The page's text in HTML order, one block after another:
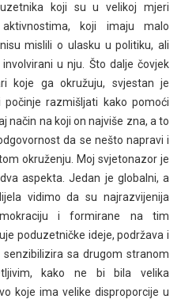
koji su u velikoj mjeri
koji imaju malo
mislili o ulasku u politiku, ali
u nju. Što dalje čovjek
koje ga okružuju, svjestan je
razmišljati kako pomoći
način na koji on najviše zna, a to
da se nešto napravi i
okruženju. Moj svjetonazor je
aspekta. Jedan je globalni, a
vidimo da su najrazvijenija
i formirane na tim
poduzetničke ideje, podržava i
sa drugom stranom
kako ne bi bila velika
koje ima velike disproporcije u